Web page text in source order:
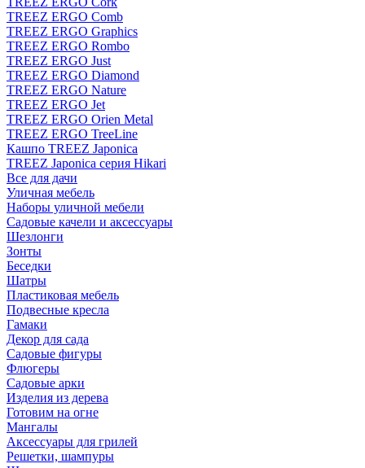
TREEZ ERGO Comb
TREEZ ERGO Graphics
TREEZ ERGO Rombo
TREEZ ERGO Just
TREEZ ERGO Diamond
TREEZ ERGO Nature
TREEZ ERGO Jet
TREEZ ERGO Orien Metal
TREEZ ERGO TreeLine
Кашпо TREEZ Japonica
TREEZ Japonica серия Hikari
Все для дачи
Уличная мебель
Наборы уличной мебели
Садовые качели и аксессуары
Шезлонги
Зонты
Беседки
Шатры
Пластиковая мебель
Подвесные кресла
Гамаки
Декор для сада
Садовые фигуры
Флюгеры
Садовые арки
Изделия из дерева
Готовим на огне
Мангалы
Аксессуары для грилей
Решетки, шампуры